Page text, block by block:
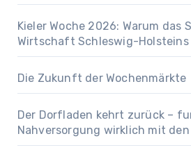
Kieler Woche 2026: Warum das
Wirtschaft Schleswig-
Die Zukunft der Wochenmärkte
Der Dorfladen kehrt zurück –
Nahversorgung wirklich mit